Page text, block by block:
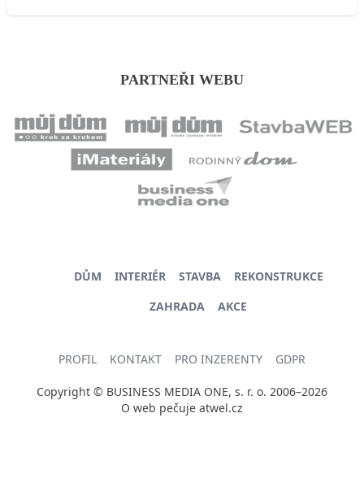
PARTNEŘI WEBU
DŮM INTERIÉR STAVBA
REKONSTRUKCE
ZAHRADA
AKCE
PROFIL KONTAKT PRO INZERENTY GDPR
Copyright © BUSINESS MEDIA ONE, s. r. o. 2006–2026